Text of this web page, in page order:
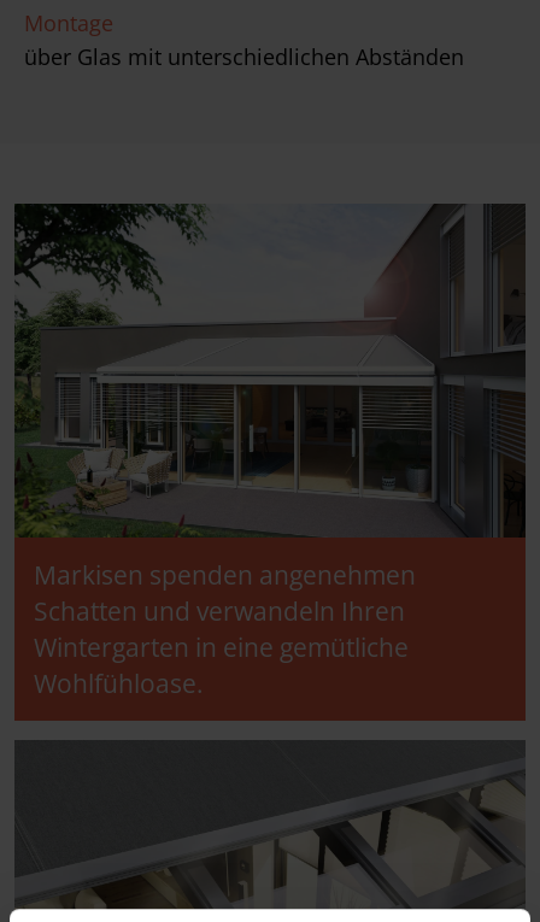
Montage
über Glas mit unterschiedlichen Abständen
Markisen spenden angenehmen
Schatten und verwandeln Ihren
Wintergarten in eine gemütliche
Wohlfühloase.